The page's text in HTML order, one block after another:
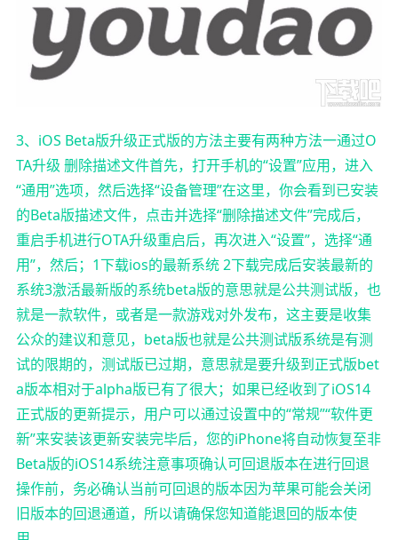
3、iOS Beta版升级正式版的方法主要有两种方法一通过O
TA升级 删除描述文件首先，打开手机的“设置”应用，进入
“通用”选项，然后选择“设备管理”在这里，你会看到已安装
的Beta版描述文件，点击并选择“删除描述文件”完成后，
重启手机进行OTA升级重启后，再次进入“设置”，选择“通
用”，然后；1下载ios的最新系统 2下载完成后安装最新的
系统3激活最新版的系统beta版的意思就是公共测试版，也
就是一款软件，或者是一款游戏对外发布，这主要是收集
公众的建议和意见，beta版也就是公共测试版系统是有测
试的限期的，测试版已过期，意思就是要升级到正式版bet
a版本相对于alpha版已有了很大；如果已经收到了iOS14
正式版的更新提示，用户可以通过设置中的“常规”“软件更
新”来安装该更新安装完毕后，您的iPhone将自动恢复至非
Beta版的iOS14系统注意事项确认可回退版本在进行回退
操作前，务必确认当前可回退的版本因为苹果可能会关闭
旧版本的回退通道，所以请确保您知道能退回的版本使